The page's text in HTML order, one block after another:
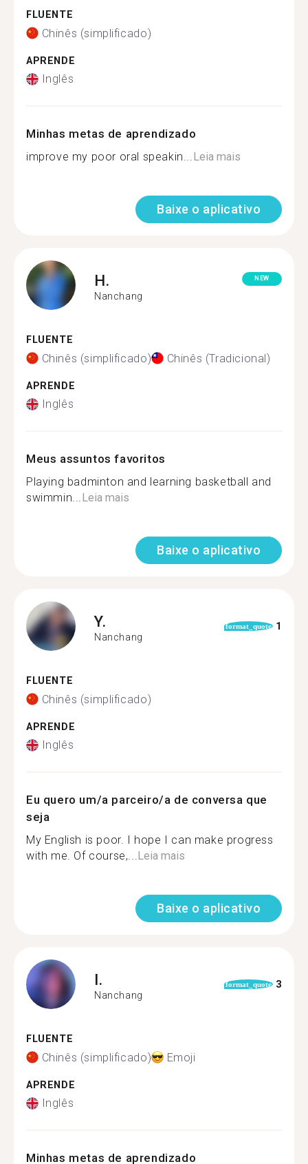
FLUENTE
Chinês (simplificado)
APRENDE
Inglês
Minhas metas de aprendizado
improve my poor oral speakin...Leia mais
Baixe o aplicativo
H.
Nanchang
NEW
FLUENTE
Chinês (simplificado) Chinês (Tradicional)
APRENDE
Inglês
Meus assuntos favoritos
Playing badminton and learning basketball and
swimmin...Leia mais
Baixe o aplicativo
Y.
Nanchang
format_quote 1
FLUENTE
Chinês (simplificado)
APRENDE
Inglês
Eu quero um/a parceiro/a de conversa que
seja
My English is poor. I hope I can make progress
with me. Of course,...Leia mais
Baixe o aplicativo
I.
Nanchang
format_quote 3
FLUENTE
Chinês (simplificado) Emoji
APRENDE
Inglês
Minhas metas de aprendizado